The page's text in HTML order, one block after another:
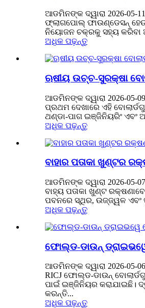
ଆଡମିନଙ୍କ ଦ୍ୱାରା 2026-05-
ଫ୍ଲାଗପୋଲ୍ ଫାଉଣ୍ଡେସନ୍
ନିୟୋଜନ ଚକ୍ରକୁ ସହ୍ୟ କରିବା
ଅଧିକ ପଢ଼ନ୍ତୁ
ଋଷୀୟ ଉଚ୍ଚ-ସୁରକ୍ଷା
ଆଡମିନଙ୍କ ଦ୍ୱାରା 2026-05-
ପ୍ରଥମ ଦେଖାରେ ଏହି
ଥଣ୍ଡା-ପାଗ ଇଞ୍ଜିନିୟରିଂ ଏବଂ
ଅଧିକ ପଢ଼ନ୍ତୁ
ବାହାର ପତାକା ଖୁଣ୍ଟର
ଆଡମିନଙ୍କ ଦ୍ୱାରା 2026-05-
ବାହ୍ୟ ପତାକା ଖୁଣ୍ଟ
ପବନରେ ସ୍ଥିର, ଉଜ୍ଜ୍ୱଳ ଏବଂ
ଅଧିକ ପଢ଼ନ୍ତୁ
ଫୋଲ୍ଡ-ଡାଉନ୍
ଆଡମିନଙ୍କ ଦ୍ୱାରା 2026-05-
RICJ ଫୋଲ୍ଡ-ଡାଉନ୍
ପାଇଁ ଇଞ୍ଜିନିୟର କରାଯାଇଛି।
କରନ୍ତି...
ଅଧିକ ପଢ଼ନ୍ତୁ